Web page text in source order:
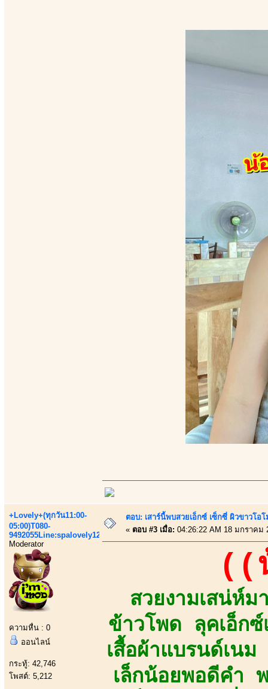
+Lovely+(ทุกวัน11:00-
05:00)T080-
9492055Line:spalovely123
Moderator
ความหื่น : 0
ออนไลน์
กระทู้: 42,746
โพสต์: 5,212
ตอบ: เสาร์นี้พบสวยเอ็กซ์ เซ็กซี่ ผิวขาวโ
« ตอบ #3 เมื่อ: 04:26:22 AM 18 มกราคม
((
สวยงามเสน่ห์ม
ข้าวโพด ลุคเอ็ก
เสื้อผ้าแบรนด์เน
เล็กน้อยพอดีคำ